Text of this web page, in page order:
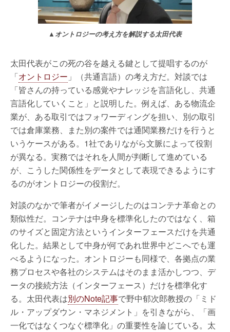
▲オントロジーの考え方を解説する太田代表
太田代表がこの死の谷を越える鍵として提唱するのが
「オントロジー 」（共通言語）の考え方だ。対談では
「皆さんの持っている感覚やナレッジを言語化し、共通
言語化していくこと」と説明した。例えば、ある物流企
業が、ある取引ではフォワーディングを担い、別の取引
では倉庫業務、また別の案件では通関業務だけを行うと
いうケースがある。1社でありながら文脈によって役割
が異なる。実務ではそれを人間が判断して進めている
が、こうした関係性をデータとして表現できるようにす
るのがオントロジーの役割だ。
対談のなかで筆者がイメージしたのはコンテナ革命との
類似性だ。コンテナは中身を標準化したのではなく、箱
のサイズと固定方法というインターフェースだけを共通
化した。結果として中身が何であれ世界中どこへでも運
べるようになった。オントロジーも同様で、各拠点の業
務プロセスや各社のシステムはそのまま活かしつつ、デ
ータの接続方法（インターフェース）だけを標準化す
る。太田代表は別のNote記事で野中郁次郎教授の「ミド
ル・アップダウン・マネジメント」を引きながら、「画
一化ではなくつなぐ標準化」の重要性を論じている。太